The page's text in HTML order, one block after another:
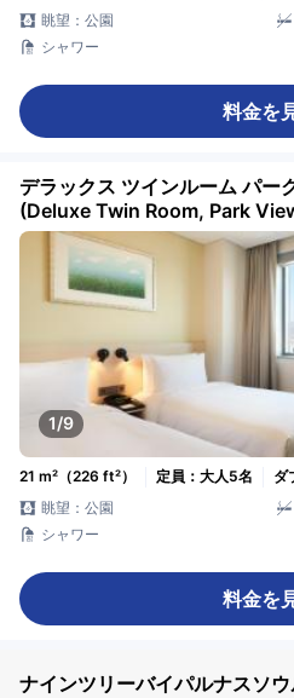
眺望：公園
シャワー
料金を
デラックス ツインルーム パー
(Deluxe Twin Room, Park
1/9
21 m²（226 ft²） 定員：大人5名
ダ
眺望：公園
シャワー
料金を
ナインツリーバイパルナスソ